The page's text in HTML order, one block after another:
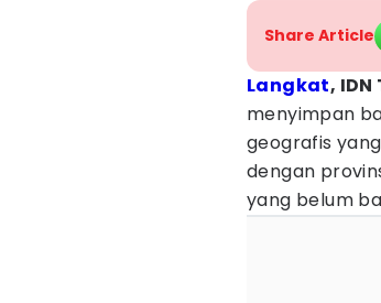
Share Article
Langkat,
menyimpan
geografis
dengan
yang belum